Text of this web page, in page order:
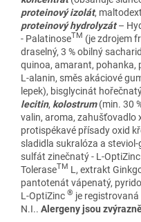
proteinový izolát,
proteinový hydrolyzát–
- PalatinoseTM (je zdrojem
draselný, 3 % obilný
quinoa, amarant, pohanka,
L-alanin, směs akáciové
lepek), bisglycinát
lecitin, kolostrum(min. 30
valin, aroma, zahušťovadlo
protispékavé přísady oxid
sladidla sukralóza a
sulfát zinečnatý - L-OptiZinc
ToleraseTM L, extrakt
pantotenát vápenatý,
L-OptiZinc ® je
N.I.. Alergeny jsou